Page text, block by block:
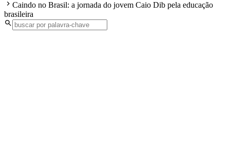
Caindo no Brasil: a jornada do jovem Caio Dib pela educação
brasileira